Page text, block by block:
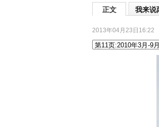
正文 我来说
2013年04月23日16:22